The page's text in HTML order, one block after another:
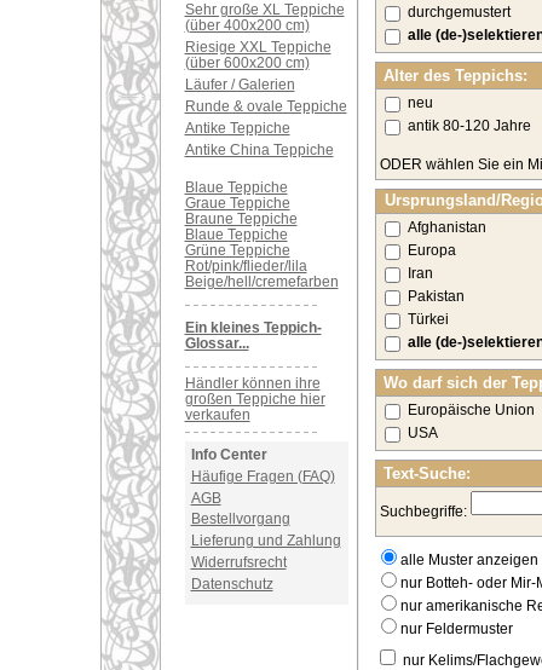
Sehr große XL Teppiche
(über 400x200 cm)
Riesige XXL Teppiche
(über 600x200 cm)
Läufer / Galerien
Runde & ovale Teppiche
Antike Teppiche
Antike China Teppiche
Blaue Teppiche
Graue Teppiche
Braune Teppiche
Blaue Teppiche
Grüne Teppiche
Rot/pink/flieder/lila
Beige/hell/cremefarben
Ein kleines Teppich-
Glossar...
Händler können ihre
großen Teppiche hier
verkaufen
Info Center
Häufige Fragen (FAQ)
AGB
Bestellvorgang
Lieferung und Zahlung
Widerrufsrecht
Datenschutz
durchgemustert
alle (de-
Alter des Teppichs:
neu
antik 80-120 Jahre
ODER wählen Sie ein
Ursprungsland/
Afghanistan
Europa
Iran
Pakistan
Türkei
alle (de-
Wo darf sich der
Europäische Union
USA
Text-Suche:
Suchbegriffe:
alle Muster anzeigen
nur Botteh- oder Mir-
nur amerikanische
nur Feldermuster
nur Kelims/